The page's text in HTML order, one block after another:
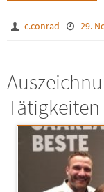
c.conrad 29.